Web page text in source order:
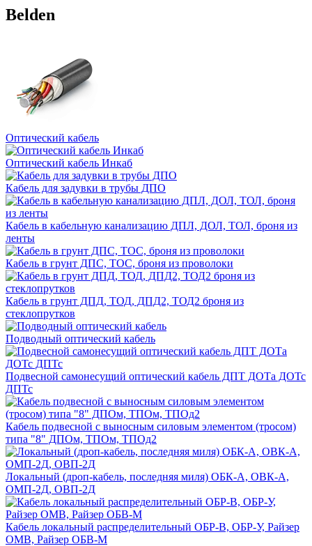
Belden
Оптический кабель
Оптический кабель Инкаб
Кабель для задувки в трубы ДПО
Кабель в кабельную канализацию ДПЛ, ДОЛ, ТОЛ, броня из
ленты
Кабель в грунт ДПС, ТОС, броня из проволоки
Кабель в грунт ДПД, ТОД, ДПД2, ТОД2 броня из
стеклопрутков
Подводный оптический кабель
Подвесной самонесущий оптический кабель ДПТ ДОТа ДОТс
ДПТс
Кабель подвесной с выносным силовым элементом (тросом)
типа "8" ДПОм, ТПОм, ТПОд2
Локальный (дроп-кабель, последняя миля) ОБК-А, ОВК-А,
ОМП-2Д, ОВП-2Д
Кабель локальный распределительный ОБР-В, ОБР-У, Райзер
ОМВ, Райзер ОБВ-М